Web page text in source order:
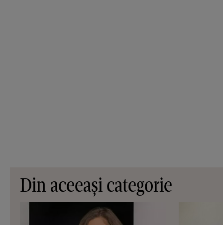
Din aceeași categorie